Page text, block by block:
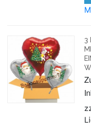
3